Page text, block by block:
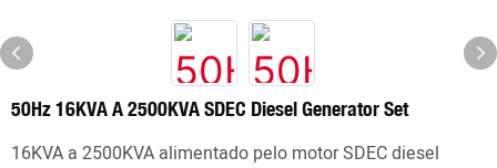
50Hz 16KVA A 2500KVA SDEC Diesel Generator Set
16KVA a 2500KVA alimentado pelo motor SDEC diesel